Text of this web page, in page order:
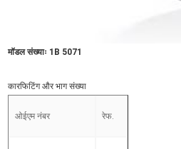
मॉडल संख्याः 1B 5071
कारफिटिंग और भाग संख्या
ओईएम नंबर रेफ.